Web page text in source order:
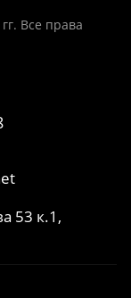
Все права
53 к.1,